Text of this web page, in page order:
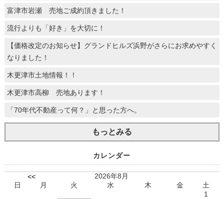
富津市岩瀬 売地ご成約頂きました！
流行よりも「好き」を大切に！
【価格改定のお知らせ】グランドヒルズ浜野がさらにお求めやすく
なりました！
木更津市土地情報！！
木更津市高柳 売地あります！
「70年代不動産って何？」と思った方へ。
もっとみる
カレンダー
<<
2026年8月
日
月 火 水 木 金
土
1